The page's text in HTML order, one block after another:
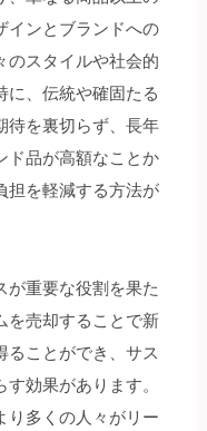
インとブランドへの
のスタイルや社会的
に、伝統や確固たる
待を裏切らず、長年
ド品が高額なことか
担を軽減する方法が
が重要な役割を果た
を売却することで新
ることができ、サス
効果があります。
り多くの人々がリー